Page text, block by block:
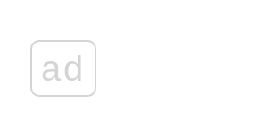
ad